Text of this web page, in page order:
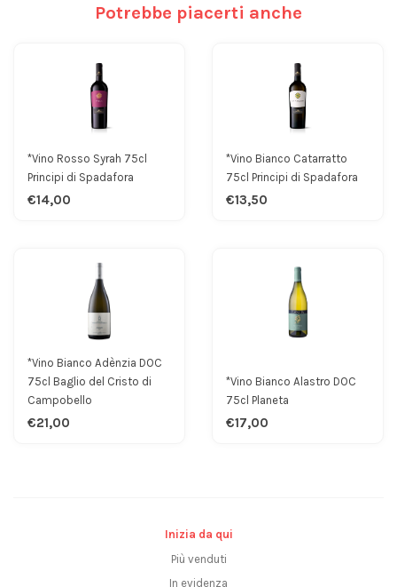
Inizia da qui
Più venduti
In evidenza
Potrebbe piacerti anche
*Vino Rosso Syrah 75cl
Principi di Spadafora
€14,00
*Vino Bianco Catarratto
75cl Principi di Spadafora
€13,50
*Vino Bianco Adènzia DOC
75cl Baglio del Cristo di
Campobello
€21,00
*Vino Bianco Alastro DOC
75cl Planeta
€17,00